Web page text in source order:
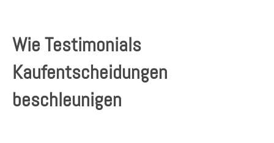
Wie Testimonials
Kaufentscheidungen
beschleunigen